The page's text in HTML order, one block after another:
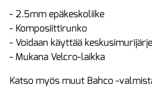
- 2.5mm epäkeskoliike
- Komposiittirunko
- Voidaan käyttää
- Mukana Velcro-laikka
Katso myös muut Bahco -